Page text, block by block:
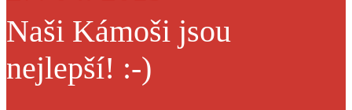
Naši Kámoši jsou
nejlepší! :-)